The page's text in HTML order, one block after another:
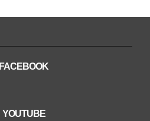
FACEBOOK
YOUTUBE